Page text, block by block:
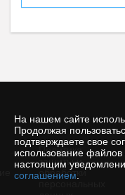
На нашем сайте
Продолжая
подтверждаете свое
использование файлов
настоящим
соглашением
Политика
защиты и
обработки